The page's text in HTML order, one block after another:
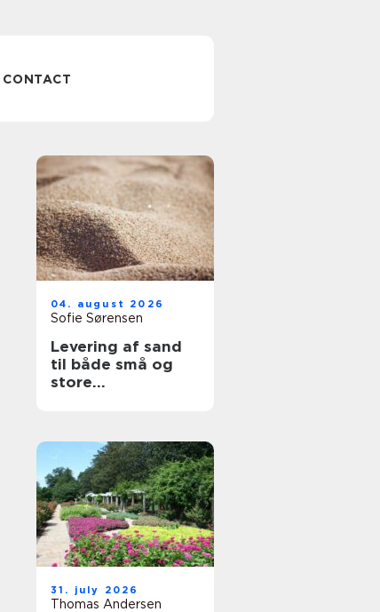
CONTACT
04. august 2026
Sofie Sørensen
Levering af sand
til både små og
store
31. july 2026
Thomas Andersen